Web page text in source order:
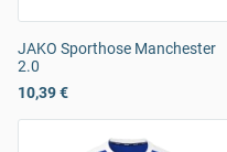
JAKO Sporthose Manchester
2.0
10,39 €